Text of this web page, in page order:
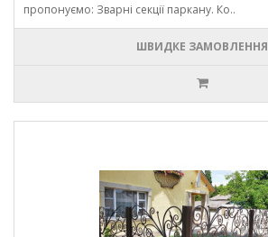
пропонуємо: Зварні секції паркану. Ко..
ШВИДКЕ ЗАМОВЛЕННЯ